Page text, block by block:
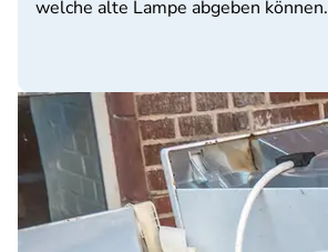
welche alte Lampe abgeben können.